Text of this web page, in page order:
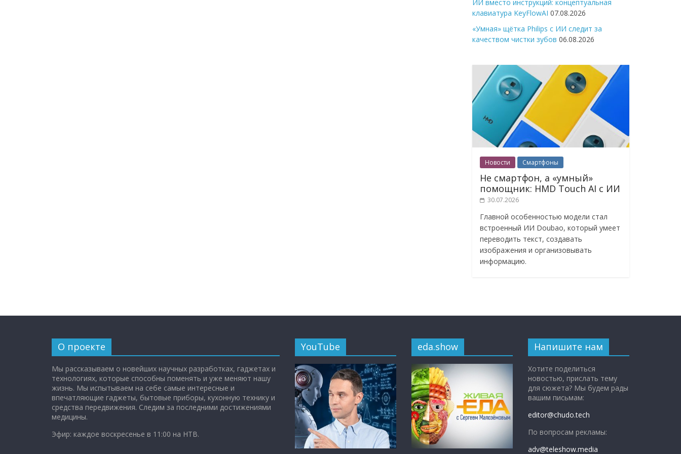
ИИ вместо инструкций: концептуальная
клавиатура KeyFlowAI 07.08.2026
«Умная» щётка Philips с ИИ следит за
качеством чистки зубов 06.08.2026
Новости Смартфоны
Не смартфон, а «умный»
помощник: HMD Touch AI с ИИ
30.07.2026
Главной особенностью модели стал
встроенный ИИ Doubao, который умеет
переводить текст, создавать
изображения и организовывать
информацию.
О проекте
Мы рассказываем о новейших научных разработках, гаджетах и
технологиях, которые способны поменять и уже меняют нашу
жизнь. Мы испытываем на себе самые интересные и
впечатляющие гаджеты, бытовые приборы, кухонную технику и
средства передвижения. Следим за последними достижениями
медицины.
Эфир: каждое воскресенье в 11:00 на НТВ.
YouTube eda.show Напишите нам
Хотите поделиться
новостью, прислать тему
для сюжета? Мы будем рады
вашим письмам:
editor@chudo.tech
По вопросам рекламы:
adv@teleshow.media